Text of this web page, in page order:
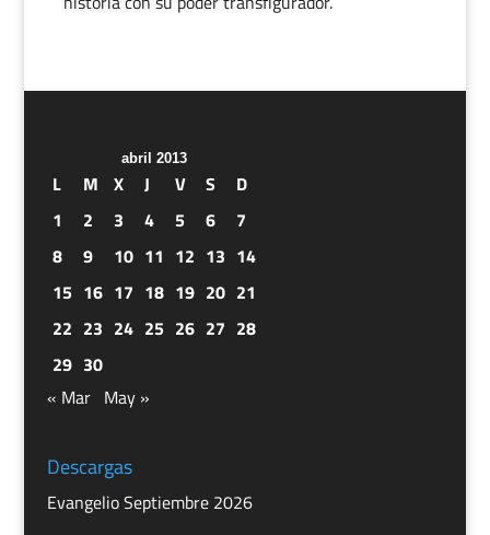
abril 2013
L M X J V S
D
1
2 3 4 5 6
7
8
9 10 11 12 13 14
15 16 17 18 19 20 21
22 23 24 25 26 27 28
29 30
« Mar May »
Descargas
Evangelio Septiembre 2026